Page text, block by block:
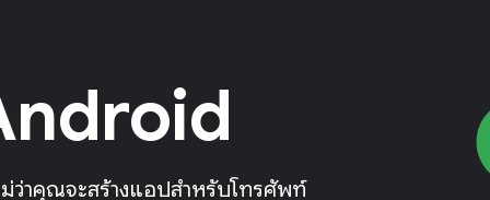
ว่าคุณจะสร้างแอปสําหรับโทรศัพท์